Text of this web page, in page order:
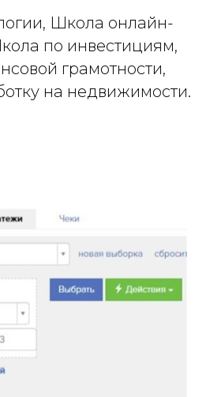
Школа онлайн-
по инвестициям,
грамотности,
на недвижимости.